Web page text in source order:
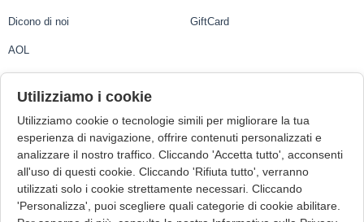
Dicono di noi GiftCard
AOL
Evolution Travel
Evolution Travel Ltd.
1st Floor, Suite 3, Central Business Centre, Mdina Road
Zebbug ZBG9015, Malta
VAT Number: MT22006723
Utilizziamo i cookie
Utilizziamo cookie o tecnologie simili per migliorare la tua
esperienza di navigazione, offrire contenuti personalizzati e
analizzare il nostro traffico. Cliccando 'Accetta tutto', acconsenti
all'uso di questi cookie. Cliccando 'Rifiuta tutto', verranno
utilizzati solo i cookie strettamente necessari. Cliccando
'Personalizza', puoi scegliere quali categorie di cookie abilitare.